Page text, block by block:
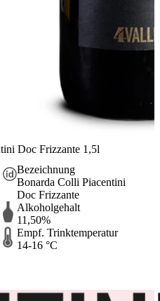
Doc Frizzante 1,5l
Bezeichnung
Bonarda Colli Piacentini
Doc Frizzante
Alkoholgehalt
11,50%
Empf. Trinktemperatur
14-16 °C